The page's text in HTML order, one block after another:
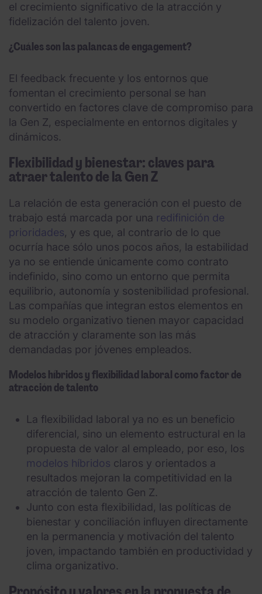
el crecimiento significativo de la atracción y
fidelización del talento joven.
¿Cuáles son las palancas de engagement?
El feedback frecuente y los entornos que
fomentan el crecimiento personal se han
convertido en factores clave de compromiso para
la Gen Z, especialmente en entornos digitales y
dinámicos.
Flexibilidad y bienestar: claves para
atraer talento de la Gen Z
La relación de esta generación con el puesto de
trabajo está marcada por una redifinición de
prioridades, y es que, al contrario de lo que
ocurría hace sólo unos pocos años, la estabilidad
ya no se entiende únicamente como contrato
indefinido, sino como un entorno que permita
equilibrio, autonomía y sostenibilidad profesional.
Las compañías que integran estos elementos en
su modelo organizativo tienen mayor capacidad
de atracción y claramente son las más
demandadas por jóvenes empleados.
Modelos híbridos y flexibilidad laboral como factor de
atracción de talento
La flexibilidad laboral ya no es un beneficio
diferencial, sino un elemento estructural en la
propuesta de valor al empleado, por eso, los
modelos híbridos claros y orientados a
resultados mejoran la competitividad en la
atracción de talento Gen Z.
Junto con esta flexibilidad, las políticas de
bienestar y conciliación influyen directamente
en la permanencia y motivación del talento
joven, impactando también en productividad y
clima organizativo.